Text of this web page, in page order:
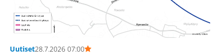
Uutiset28.7.2026 07:00